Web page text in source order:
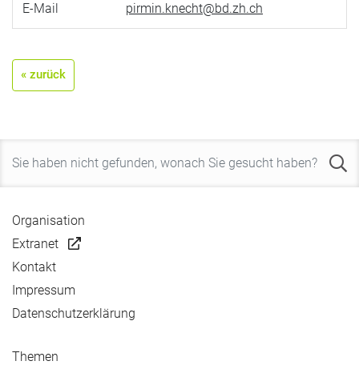
E-Mail pirmin.knecht@bd.zh.ch
« zurück
Organisation
Extranet
Kontakt
Impressum
Datenschutzerklärung
Themen